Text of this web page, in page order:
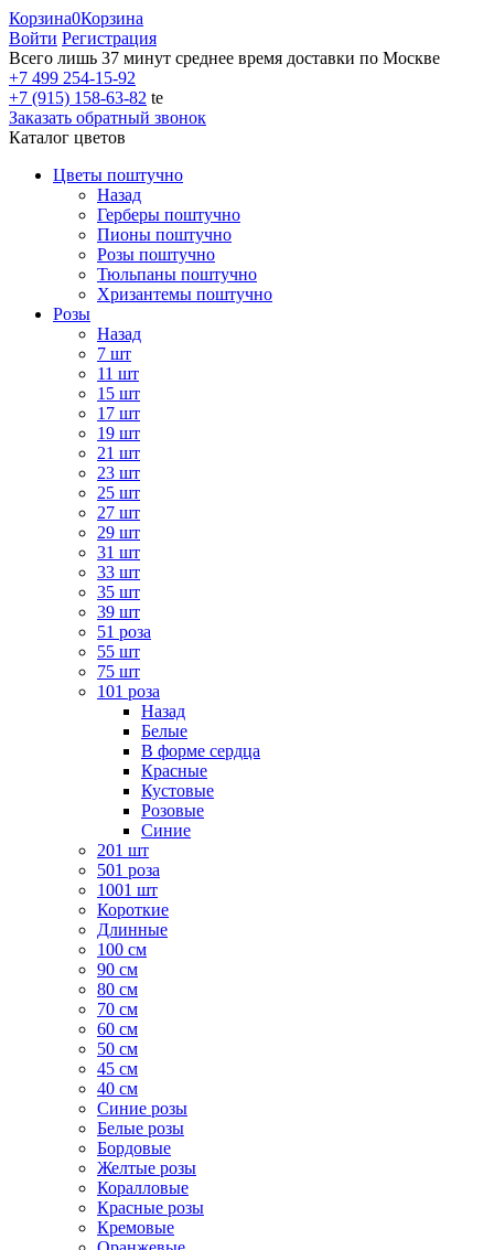
Корзина0Корзина
Войти Регистрация
Всего лишь 37 минут среднее время доставки по Москве
+7 499 254-15-92
+7 (915) 158-63-82 te
Заказать обратный звонок
Каталог цветов
Цветы поштучно
Назад
Герберы поштучно
Пионы поштучно
Розы поштучно
Тюльпаны поштучно
Хризантемы поштучно
Розы
Назад
7 шт
11 шт
15 шт
17 шт
19 шт
21 шт
23 шт
25 шт
27 шт
29 шт
31 шт
33 шт
35 шт
39 шт
51 роза
55 шт
75 шт
101 роза
Назад
Белые
В форме сердца
Красные
Кустовые
Розовые
Синие
201 шт
501 роза
1001 шт
Короткие
Длинные
100 см
90 см
80 см
70 см
60 см
50 см
45 см
40 см
Cиние розы
Белые розы
Бордовые
Желтые розы
Коралловые
Красные розы
Кремовые